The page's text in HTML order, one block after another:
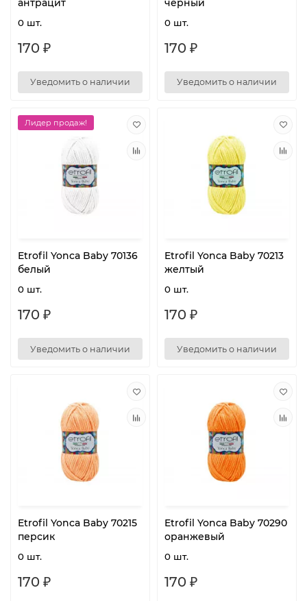
антрацит
0 шт.
170 ₽
Уведомить о наличии
черный
0 шт.
170 ₽
Уведомить о наличии
Лидер продаж!
Etrofil Yonca Baby 70136
белый
0 шт.
170 ₽
Уведомить о наличии
Etrofil Yonca Baby 70213
желтый
0 шт.
170 ₽
Уведомить о наличии
Etrofil Yonca Baby 70215
персик
0 шт.
170 ₽
Etrofil Yonca Baby 70290
оранжевый
0 шт.
170 ₽